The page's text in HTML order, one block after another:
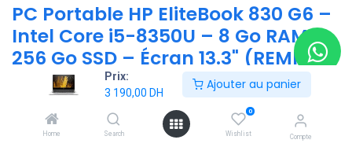
Prix:
3 190,00 DH
Ajouter au panier
Home Search
0
Wishlist Compte
PC Portable HP EliteBook 830 G6 –
Intel Core i5-8350U – 8 Go RAM –
256 Go SSD – Écran 13.3" (REMIS A
NEUF)
HP EliteBook 830 G6 – Intel Core i5-8350U | 8 Go RAM | 256 Go SSD